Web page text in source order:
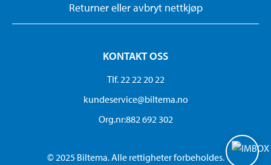
Returner eller avbryt nettkjøp
KONTAKT OSS
Tlf. 22 22 20 22
kundeservice@biltema.no
Org.nr:882 692 302
© 2025 Biltema. Alle rettigheter forbeholdes.